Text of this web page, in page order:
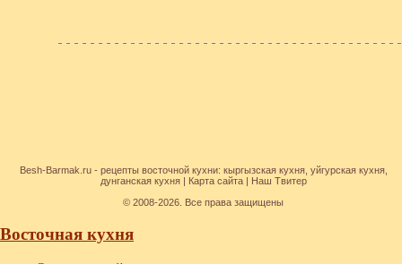
Besh-Barmak.ru - рецепты восточной кухни: кыргызская кухня, уйгурская кухня,
дунганская кухня| Карта сайта| Наш Твитер
© 2008-2026. Все права защищены
Восточная кухня